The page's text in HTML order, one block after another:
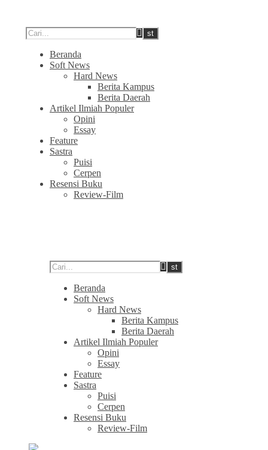
Beranda
Soft News
Hard News
Berita Kampus
Berita Daerah
Artikel Ilmiah Populer
Opini
Essay
Feature
Sastra
Puisi
Cerpen
Resensi Buku
Review-Film
Beranda
Soft News
Hard News
Berita Kampus
Berita Daerah
Artikel Ilmiah Populer
Opini
Essay
Feature
Sastra
Puisi
Cerpen
Resensi Buku
Review-Film